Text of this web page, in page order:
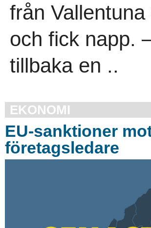
från
och fick napp.
tillbaka en ..
EKONOMI
EU-sanktioner
företagsledare